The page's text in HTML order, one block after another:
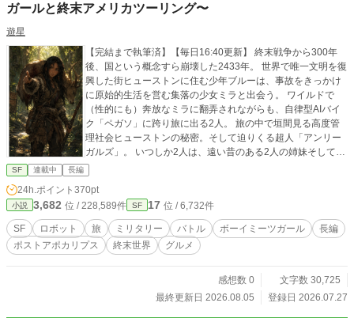
ガールと終末アメリカツーリング〜
遊星
【完結まで執筆済】【毎日16:40更新】 終末戦争から300年
後、国という概念すら崩壊した2433年。 世界で唯一文明を復
興した街ヒューストンに住む少年ブルーは、事故をきっかけ
に原始的生活を営む集落の少女ミラと出会う。 ワイルドで
（性的にも）奔放なミラに翻弄されながらも、自律型AIバイ
ク「ペガソ」に跨り旅に出る2人。 旅の中で垣間見る高度管
理社会ヒューストンの秘密。そして迫りくる超人「アンリー
ガルズ」。 いつしか2人は、遠い昔のある2人の姉妹そして世
界の運命を握る秘密に関わることになる。 ※なろう、カクヨ
ムにも掲載しています
SF 連載中 長編
24h.ポイント 370pt
小説 3,682 位 / 228,589件 SF 17 位 / 6,732件
SF ロボット 旅 ミリタリー バトル ボーイミーツガール
長編
ポストアポカリプス
終末世界 グルメ
感想数 0
文字数 30,725
最終更新日 2026.08.05
登録日 2026.07.27